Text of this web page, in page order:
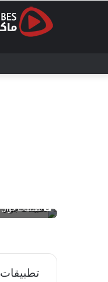
تطبيقات
تطبيقات